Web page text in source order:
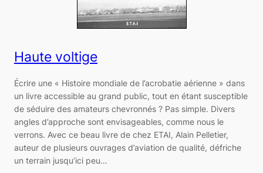
Haute voltige
Écrire une « Histoire mondiale de l’acrobatie aérienne » dans
un livre accessible au grand public, tout en étant susceptible
de séduire des amateurs chevronnés ? Pas simple. Divers
angles d’approche sont envisageables, comme nous le
verrons. Avec ce beau livre de chez ETAI, Alain Pelletier,
auteur de plusieurs ouvrages d’aviation de qualité, défriche
un terrain jusqu’ici peu…